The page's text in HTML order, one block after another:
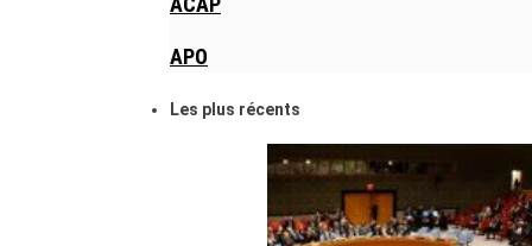
APO
Les plus récents